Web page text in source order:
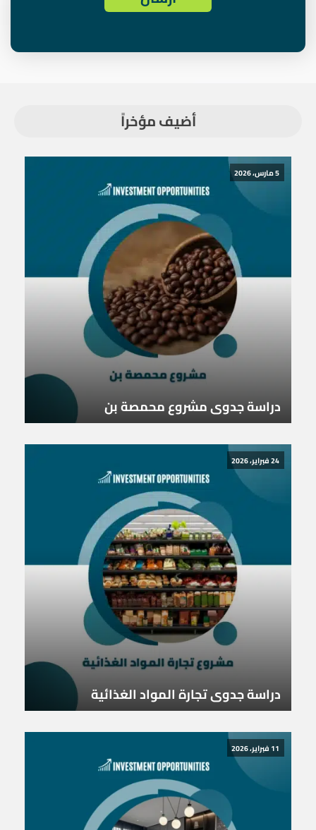
أضيف مؤخراً
5 مارس، 2026
دراسة جدوى مشروع محمصة بن
24 فبراير، 2026
دراسة جدوى تجارة المواد الغذائية
11 فبراير، 2026